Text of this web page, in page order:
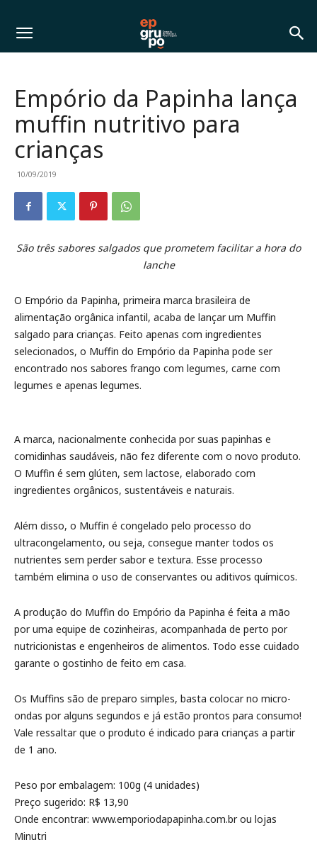
Empório da Papinha lança
muffin nutritivo para
crianças
10/09/2019
São três sabores salgados que prometem facilitar a hora do
lanche
O Empório da Papinha, primeira marca brasileira de
alimentação orgânica infantil, acaba de lançar um Muffin
salgado para crianças. Feito apenas com ingredientes
selecionados, o Muffin do Empório da Papinha pode ser
encontrado nos sabores frango com legumes, carne com
legumes e apenas legumes.
A marca, nacionalmente conhecida por suas papinhas e
comidinhas saudáveis, não fez diferente com o novo produto.
O Muffin é sem glúten, sem lactose, elaborado com
ingredientes orgânicos, sustentáveis e naturais.
Além disso, o Muffin é congelado pelo processo do
ultracongelamento, ou seja, consegue manter todos os
nutrientes sem perder sabor e textura. Esse processo
também elimina o uso de conservantes ou aditivos químicos.
A produção do Muffin do Empório da Papinha é feita a mão
por uma equipe de cozinheiras, acompanhada de perto por
nutricionistas e engenheiros de alimentos. Todo esse cuidado
garante o gostinho de feito em casa.
Os Muffins são de preparo simples, basta colocar no micro-
ondas por alguns segundos e já estão prontos para consumo!
Vale ressaltar que o produto é indicado para crianças a partir
de 1 ano.
Peso por embalagem: 100g (4 unidades)
Preço sugerido: R$ 13,90
Onde encontrar: www.emporiodapapinha.com.br ou lojas
Minutri